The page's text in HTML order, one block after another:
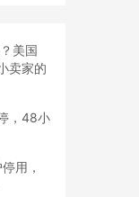
美国
卖家的
，48小
用，